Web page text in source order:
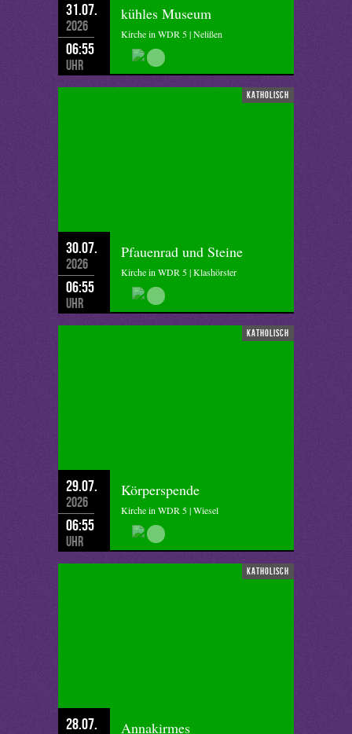
31.07.
2026
06:55
Uhr
kühles Museum
Kirche in WDR 5 | Nelißen
katholisch
30.07.
2026
06:55
Uhr
Pfauenrad und Steine
Kirche in WDR 5 | Klashörster
katholisch
29.07.
2026
06:55
Uhr
Körperspende
Kirche in WDR 5 | Wiesel
katholisch
28.07. Annakirmes